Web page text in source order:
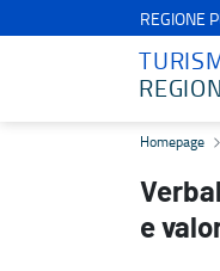
REGIONE
Verbale n. 2 Commissione
Homepage
e